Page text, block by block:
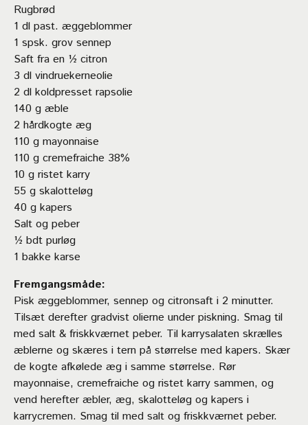
Rugbrød
1 dl past. æggeblommer
1 spsk. grov sennep
Saft fra en ½ citron
3 dl vindruekerneolie
2 dl koldpresset rapsolie
140 g æble
2 hårdkogte æg
110 g mayonnaise
110 g cremefraiche 38%
10 g ristet karry
55 g skalotteløg
40 g kapers
Salt og peber
½ bdt purløg
1 bakke karse
Fremgangsmåde:
Pisk æggeblommer, sennep og citronsaft i 2 minutter.
Tilsæt derefter gradvist olierne under piskning. Smag til
med salt & friskkværnet peber. Til karrysalaten skrælles
æblerne og skæres i tern på størrelse med kapers. Skær
de kogte afkølede æg i samme størrelse. Rør
mayonnaise, cremefraiche og ristet karry sammen, og
vend herefter æbler, æg, skalotteløg og kapers i
karrycremen. Smag til med salt og friskkværnet peber.